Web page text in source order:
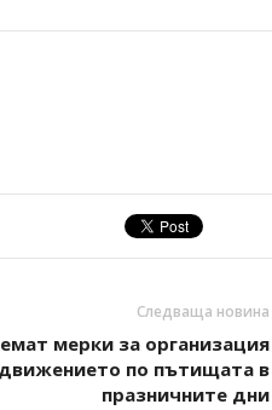
Следваща новина
мерки за организация
по пътищата в
празничните дни